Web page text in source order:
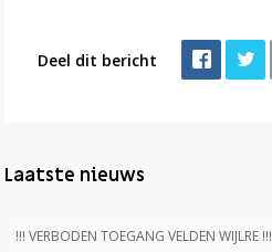
Deel dit bericht
Laatste nieuws
!!! VERBODEN TOEGANG VELDEN WIJLRE !!!